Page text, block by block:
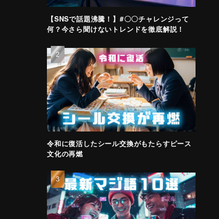
【SNSで話題沸騰！】#〇〇チャレンジって
何？今さら聞けないトレンドを徹底解説！
令和に復活したシール交換がもたらすピース
文化の再燃